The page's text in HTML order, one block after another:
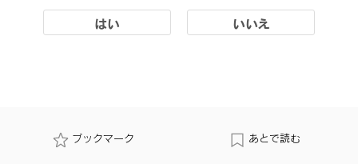
はい いいえ
ブックマーク あとで読む